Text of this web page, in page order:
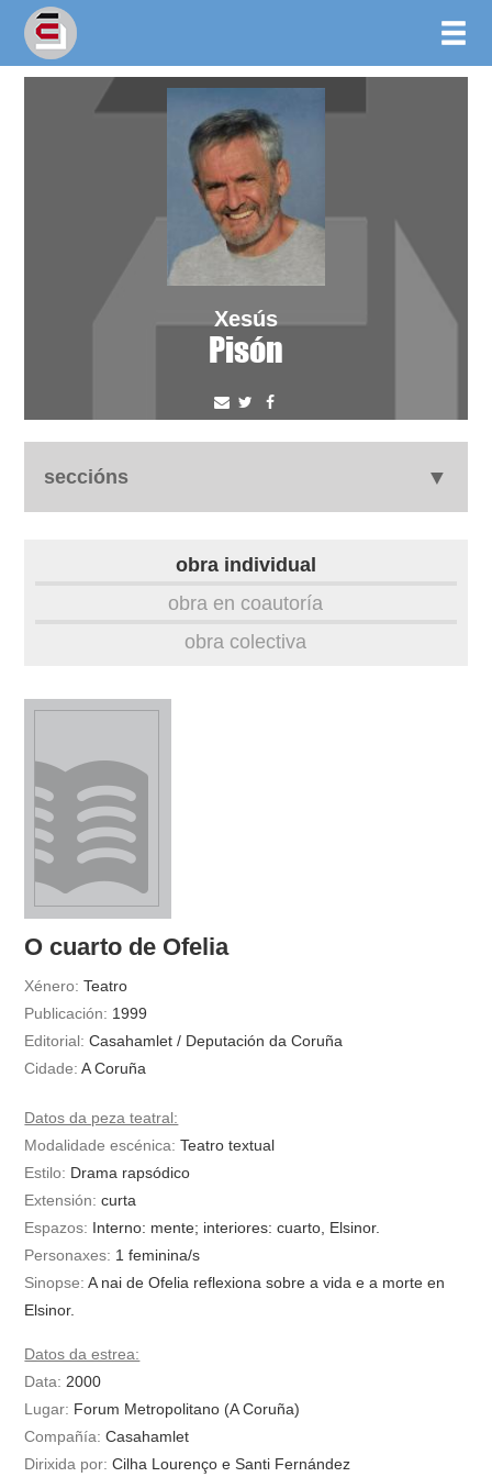
Xesús
Pisón
seccións
videoteca
outros docs
obra individual
obra en coautoría
obra colectiva
O cuarto de Ofelia
Xénero: Teatro
Publicación: 1999
Editorial: Casahamlet / Deputación da Coruña
Cidade: A Coruña
Datos da peza teatral:
Modalidade escénica: Teatro textual
Estilo: Drama rapsódico
Extensión: curta
Espazos: Interno: mente; interiores: cuarto, Elsinor.
Personaxes: 1 feminina/s
Sinopse: A nai de Ofelia reflexiona sobre a vida e a morte en
Elsinor.
Datos da estrea:
Data: 2000
Lugar: Forum Metropolitano (A Coruña)
Compañía: Casahamlet
Dirixida por: Cilha Lourenço e Santi Fernández